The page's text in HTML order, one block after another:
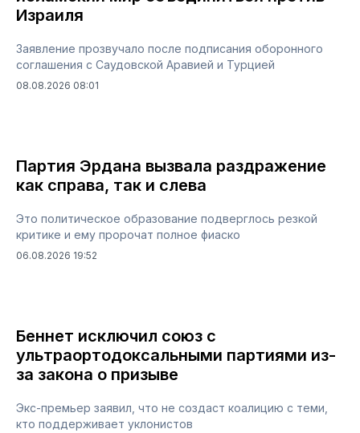
Израиля
Заявление прозвучало после подписания оборонного
соглашения с Саудовской Аравией и Турцией
08.08.2026 08:01
Партия Эрдана вызвала раздражение
как справа, так и слева
Это политическое образование подверглось резкой
критике и ему пророчат полное фиаско
06.08.2026 19:52
Беннет исключил союз с
ультраортодоксальными партиями из-
за закона о призыве
Экс-премьер заявил, что не создаст коалицию с теми,
кто поддерживает уклонистов